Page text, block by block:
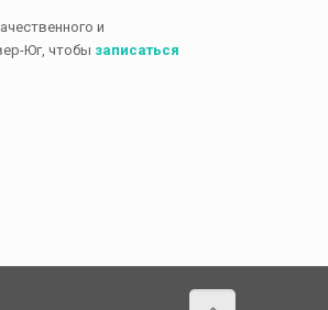
и
Юг, чтобы записаться